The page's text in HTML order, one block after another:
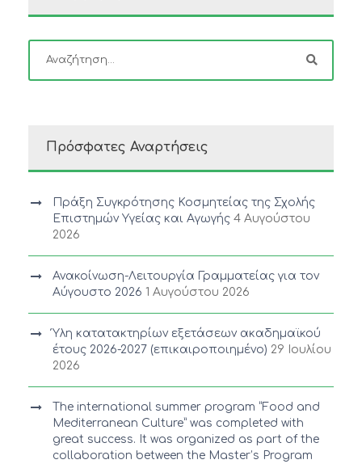
Πρόσφατες Αναρτήσεις
Πράξη Συγκρότησης Κοσμητείας της Σχολής
Επιστημών Υγείας και Αγωγής 4 Αυγούστου
2026
Ανακοίνωση-Λειτουργία Γραμματείας για τον
Αύγουστο 2026 1 Αυγούστου 2026
Ύλη κατατακτηρίων εξετάσεων ακαδημαϊκού
έτους 2026-2027 (επικαιροποιημένο) 29 Ιουλίου
2026
The international summer program “Food and
Mediterranean Culture” was completed with
great success. It was organized as part of the
collaboration between the Master’s Program